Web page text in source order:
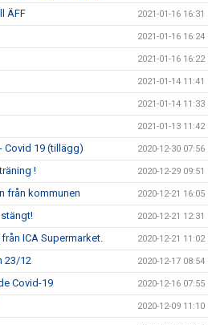
ÄFF 2021-01-16 16:31
2021-01-16 16:24
2021-01-16 16:22
2021-01-14 11:41
2021-01-14 11:33
2021-01-13 11:42
Covid 19 (tillägg) 2020-12-30 07:56
! 2020-12-29 09:51
från kommunen 2020-12-21 16:05
2020-12-21 12:31
ICA Supermarket. 2020-12-21 11:02
23/12 2020-12-17 08:54
Covid-19 2020-12-16 07:55
2020-12-09 11:10